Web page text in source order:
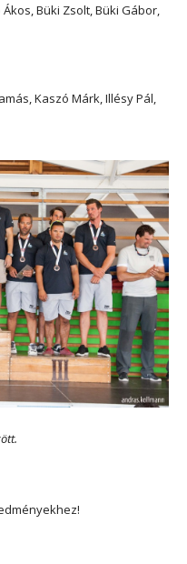
Ákos, Büki Zsolt, Büki Gábor,
Kaszó Márk, Illésy Pál,